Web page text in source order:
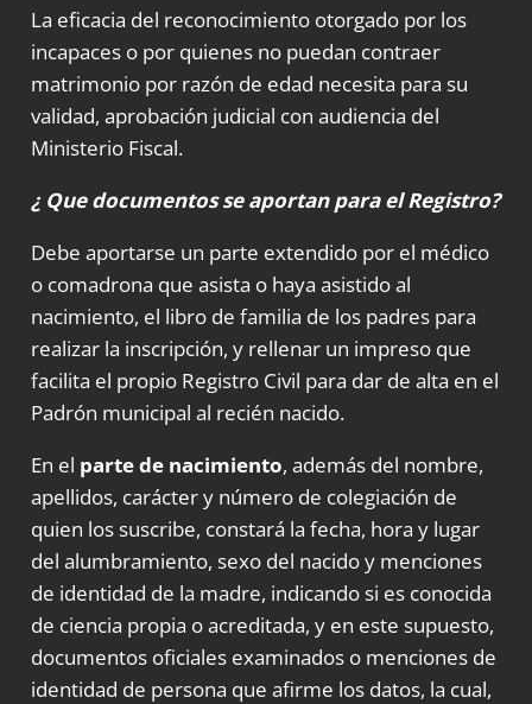
La eficacia del reconocimiento otorgado por los
incapaces o por quienes no puedan contraer
matrimonio por razón de edad necesita para su
validad, aprobación judicial con audiencia del
Ministerio Fiscal.
¿ Que documentos se aportan para el Registro?
Debe aportarse un parte extendido por el médico
o comadrona que asista o haya asistido al
nacimiento, el libro de familia de los padres para
realizar la inscripción, y rellenar un impreso que
facilita el propio Registro Civil para dar de alta en el
Padrón municipal al recién nacido.
En el parte de nacimiento, además del nombre,
apellidos, carácter y número de colegiación de
quien los suscribe, constará la fecha, hora y lugar
del alumbramiento, sexo del nacido y menciones
de identidad de la madre, indicando si es conocida
de ciencia propia o acreditada, y en este supuesto,
documentos oficiales examinados o menciones de
identidad de persona que afirme los datos, la cual,